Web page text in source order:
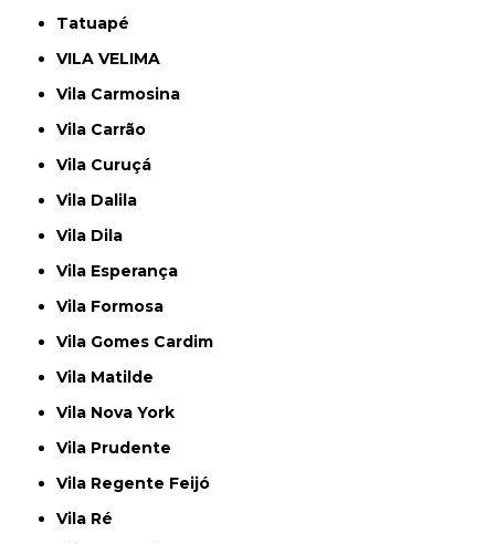
Tatuapé
VILA VELIMA
Vila Carmosina
Vila Carrão
Vila Curuçá
Vila Dalila
Vila Dila
Vila Esperança
Vila Formosa
Vila Gomes Cardim
Vila Matilde
Vila Nova York
Vila Prudente
Vila Regente Feijó
Vila Ré